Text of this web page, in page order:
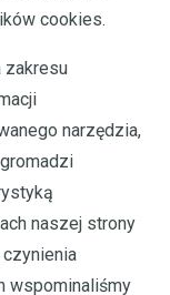
cookies.
zakresu
narzędzia,
naszej strony
wspominaliśmy